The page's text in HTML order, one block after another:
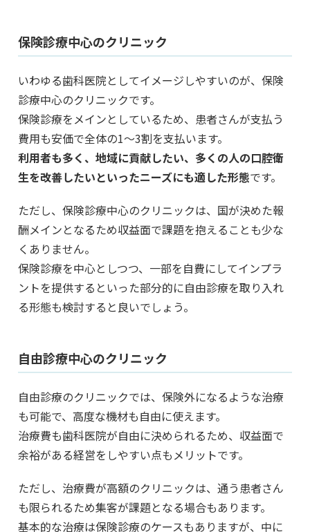
保険診療中心のクリニック
いわゆる歯科医院としてイメージしやすいのが、保険
診療中心のクリニックです。
保険診療をメインとしているため、患者さんが支払う
費用も安価で全体の1～3割を支払います。
利用者も多く、地域に貢献したい、多くの人の口腔衛
生を改善したいといったニーズにも適した形態です。
ただし、保険診療中心のクリニックは、国が決めた報
酬メインとなるため収益面で課題を抱えることも少な
くありません。
保険診療を中心としつつ、一部を自費にしてインプラ
ントを提供するといった部分的に自由診療を取り入れ
る形態も検討すると良いでしょう。
自由診療中心のクリニック
自由診療のクリニックでは、保険外になるような治療
も可能で、高度な機材も自由に使えます。
治療費も歯科医院が自由に決められるため、収益面で
余裕がある経営をしやすい点もメリットです。
ただし、治療費が高額のクリニックは、通う患者さん
も限られるため集客が課題となる場合もあります。
基本的な治療は保険診療のケースもありますが、中に